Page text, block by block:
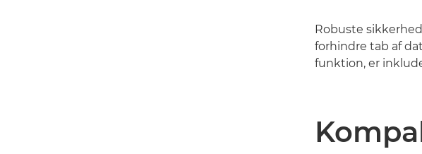
Robuste
forhindre tab af
funktion, er